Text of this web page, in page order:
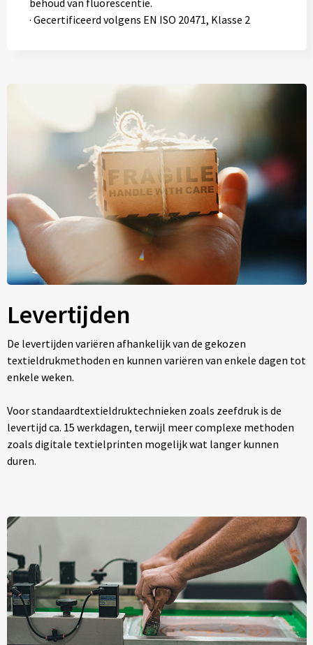
behoud van fluorescentie.
· Gecertificeerd volgens EN ISO 20471, Klasse 2
Levertijden
De levertijden variëren afhankelijk van de gekozen
textieldrukmethoden en kunnen variëren van enkele dagen tot
enkele weken.
Voor standaardtextieldruktechnieken zoals zeefdruk is de
levertijd ca. 15 werkdagen, terwijl meer complexe methoden
zoals digitale textielprinten mogelijk wat langer kunnen
duren.